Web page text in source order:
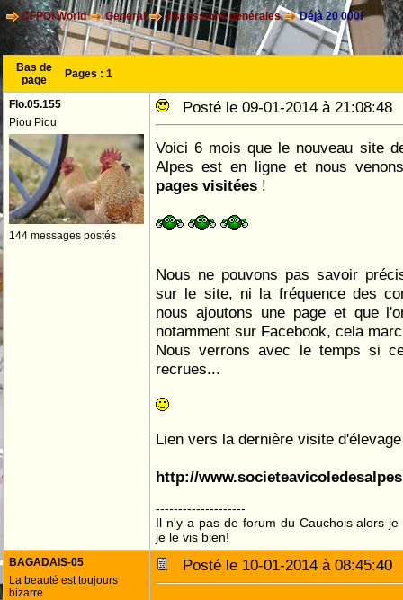
CFPOI World General discussions générales Déjà 20 000!
Bas de
page
Pages : 1
Flo.05.155
Piou Piou
144 messages postés
Posté le 09-01-2014 à
Voici 6 mois que le nouveau site
Alpes est en ligne et nous
pages visitées !
Nous ne pouvons pas savoir
sur le site, ni la fréquence des
nous ajoutons une page et que
notamment sur Facebook, cela
Nous verrons avec le temps si
recrues...
Lien vers la dernière visite
http://
--------------------
Il n'y a pas de forum du Cauchois alors
je le vis bien!
BAGADAIS-05
La beauté est toujours
bizarre
Posté le 10-01-2014 à